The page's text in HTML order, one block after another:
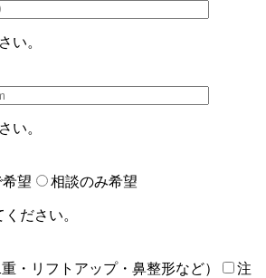
い。
い。
望 相談のみ希望
ださい。
・リフトアップ・鼻整形など）
注